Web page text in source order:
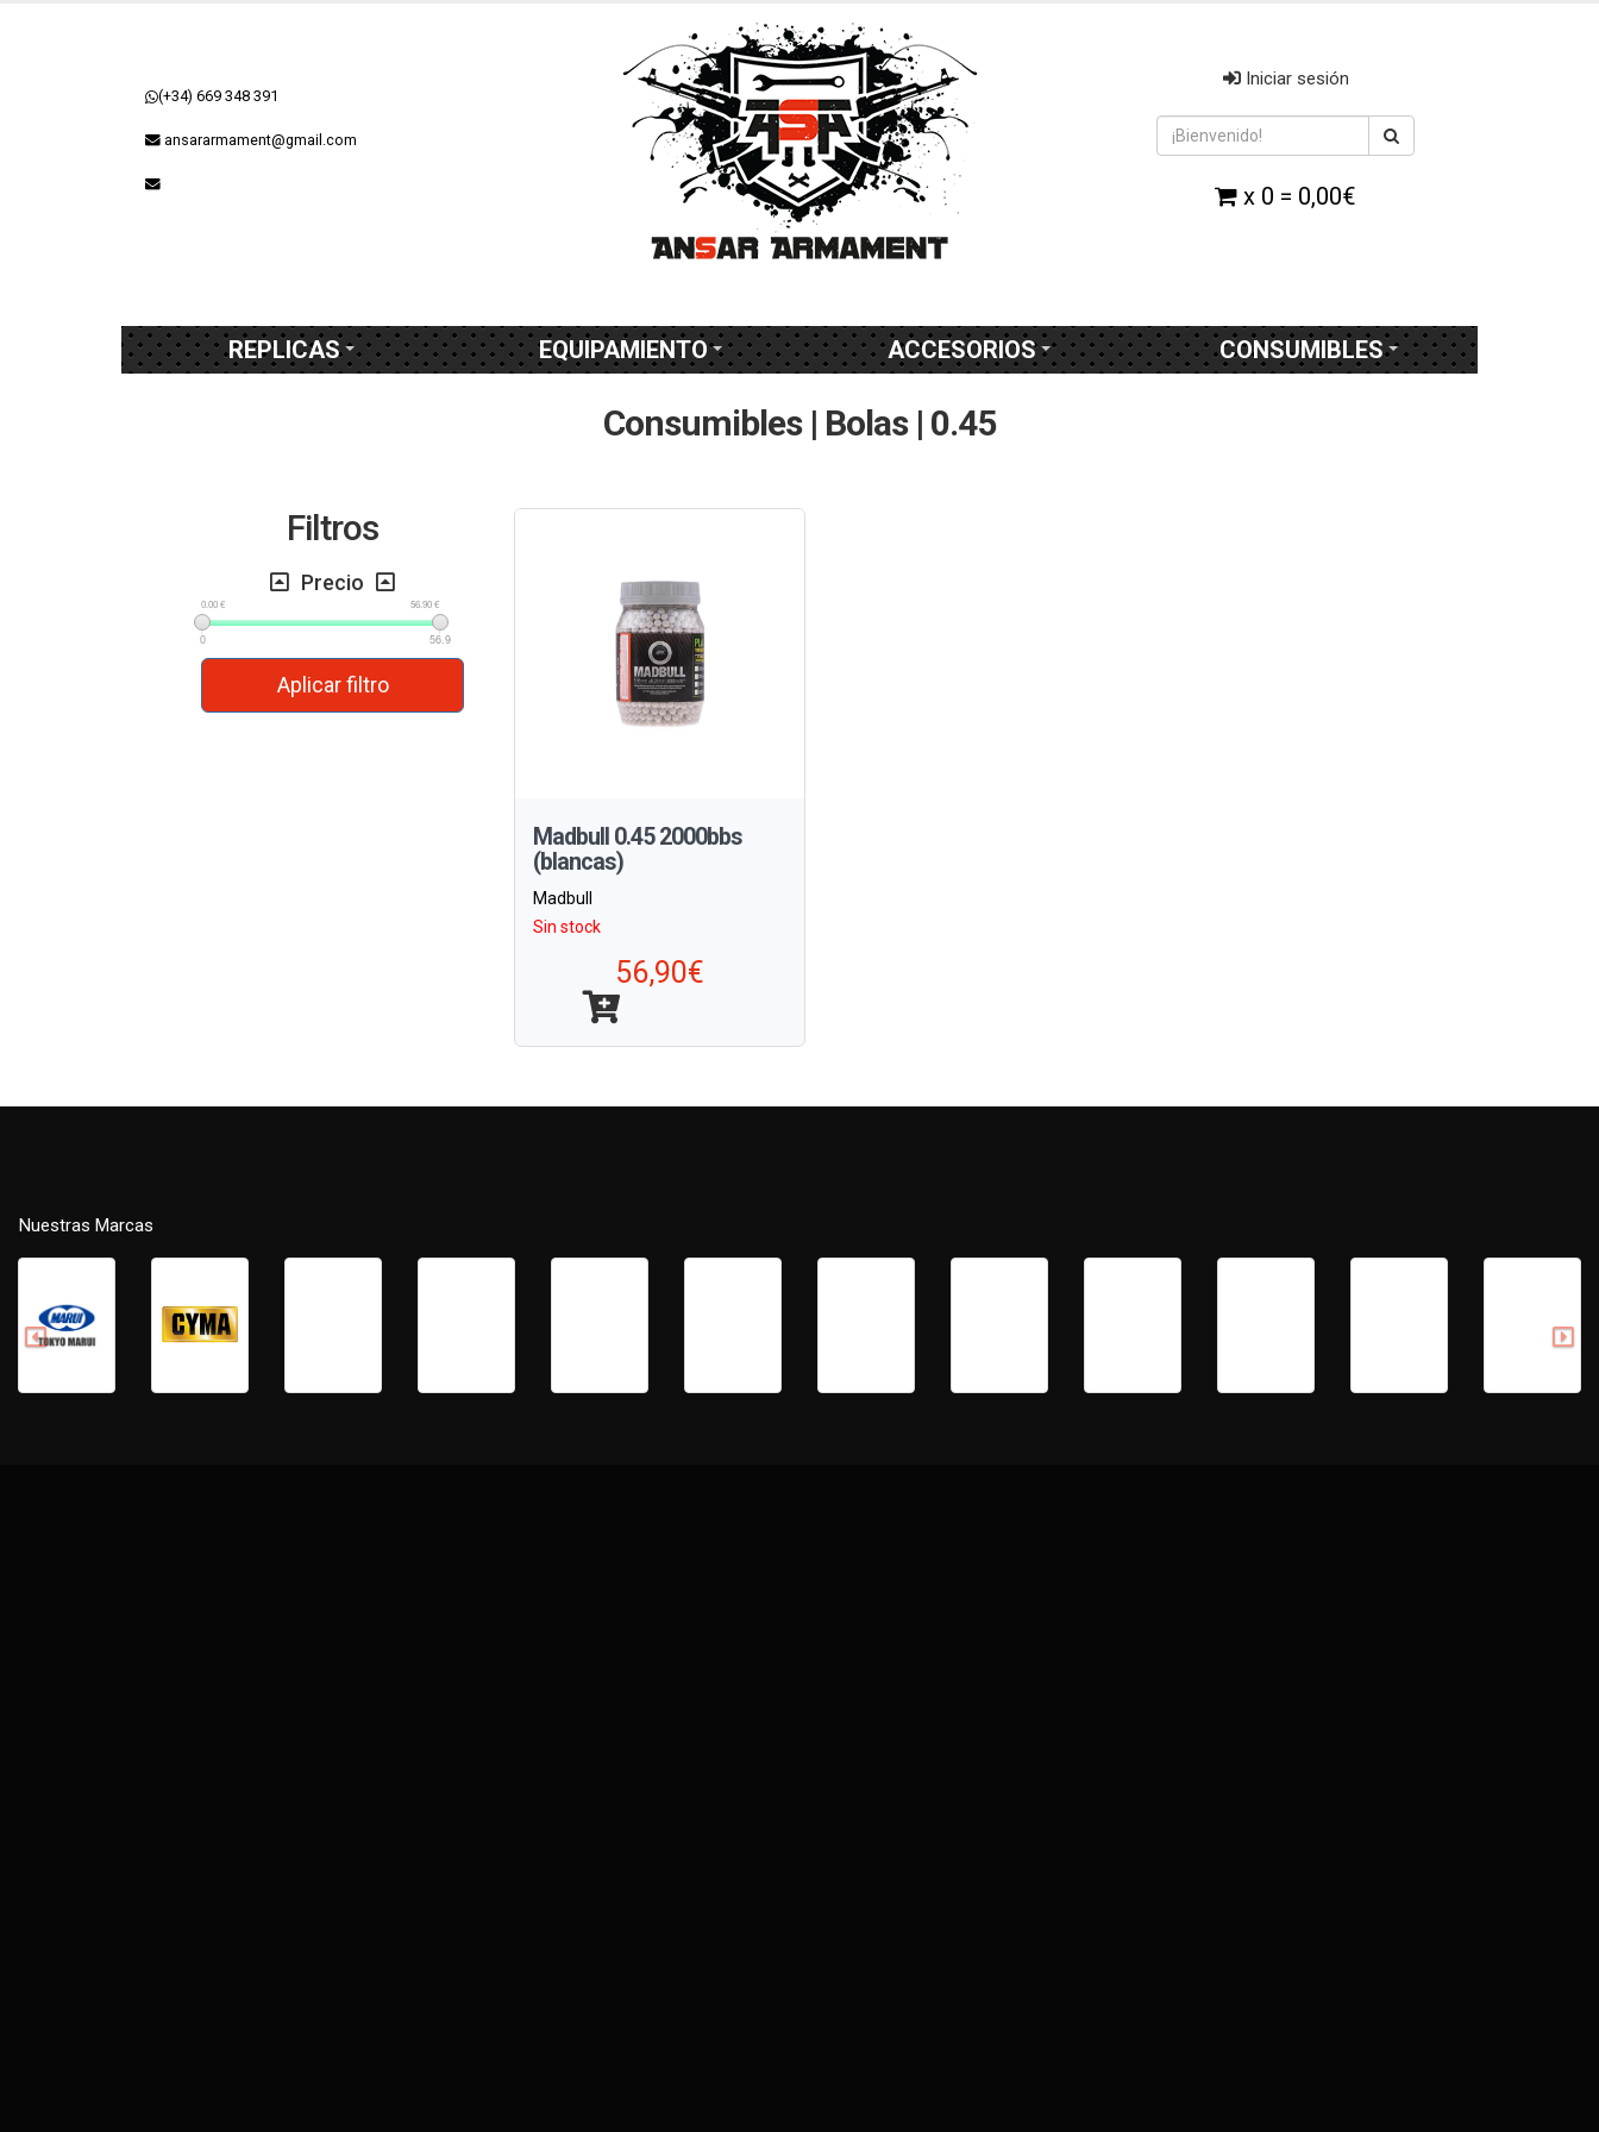
(+34) 669 348 391
ansararmament@gmail.com
Iniciar sesión
x 0 = 0,00€
REPLICAS EQUIPAMIENTO ACCESORIOS CONSUMIBLES
Consumibles | Bolas | 0.45
Filtros
Precio
0.00 € 56.90 €
0 56.9
Madbull 0.45 2000bbs
(blancas)
Madbull
Sin stock
56,90€
Nuestras Marcas